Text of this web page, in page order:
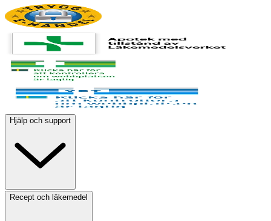
Hjälp och support
Recept och läkemedel